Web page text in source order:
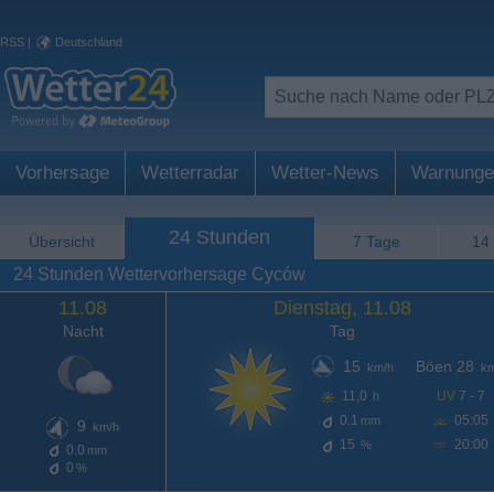
RSS | Deutschland
Vorhersage Wetterradar Wetter-News
Übersicht 24 Stunden 7 Tage 14
24 Stunden Wettervorhersage Cyców
11.08
Nacht
9 km/h
0.0 mm
0 %
Dienstag, 11.08
Tag
15
km/h
11,0 h
0.1 mm
15 %
Böen 28
UV 7 - 7
05:05
20:00